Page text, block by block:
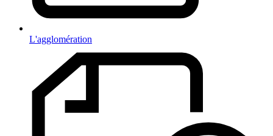
L'agglomération